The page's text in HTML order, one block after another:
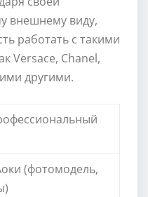
внешнему виду,
работать с такими
Versace, Chanel,
другими.
(фотомодель,